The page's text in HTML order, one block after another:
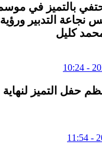
بالتميز في
نجاعة التدبير ورؤية
محمد كليل
حفل التميز